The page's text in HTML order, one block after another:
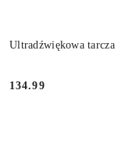
Ultradźwiękowa
Cena:
134.99